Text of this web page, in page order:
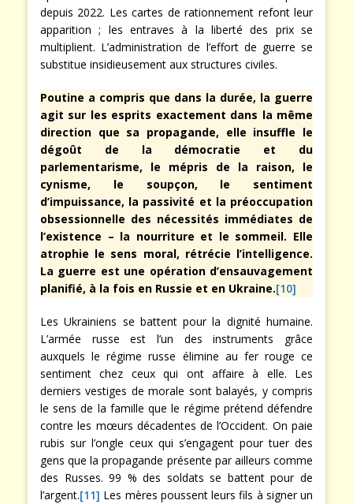
depuis 2022. Les cartes de rationnement refont leur
apparition ; les entraves à la liberté des prix se
multiplient. L’administration de l’effort de guerre se
substitue insidieusement aux structures civiles.
Poutine a compris que dans la durée, la guerre
agit sur les esprits exactement dans la même
direction que sa propagande, elle insuffle le
dégoût de la démocratie et du
parlementarisme, le mépris de la raison, le
cynisme, le soupçon, le sentiment
d’impuissance, la passivité et la préoccupation
obsessionnelle des nécessités immédiates de
l’existence – la nourriture et le sommeil. Elle
atrophie le sens moral, rétrécie l’intelligence.
La guerre est une opération d’ensauvagement
planifié, à la fois en Russie et en Ukraine.[10]
Les Ukrainiens se battent pour la dignité humaine.
L’armée russe est l’un des instruments grâce
auxquels le régime russe élimine au fer rouge ce
sentiment chez ceux qui ont affaire à elle. Les
derniers vestiges de morale sont balayés, y compris
le sens de la famille que le régime prétend défendre
contre les mœurs décadentes de l’Occident. On paie
rubis sur l’ongle ceux qui s’engagent pour tuer des
gens que la propagande présente par ailleurs comme
des Russes. 99 % des soldats se battent pour de
l’argent.[11] Les mères poussent leurs fils à signer un